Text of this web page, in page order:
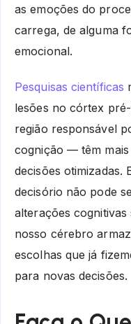
as emoções do
carrega, de alguma
emocional.
Pesquisas científicas
lesões no córtex
região responsável
cognição — têm
decisões otimizadas.
decisório não pode
alterações
nosso cérebro
escolhas que já
para novas decisões.